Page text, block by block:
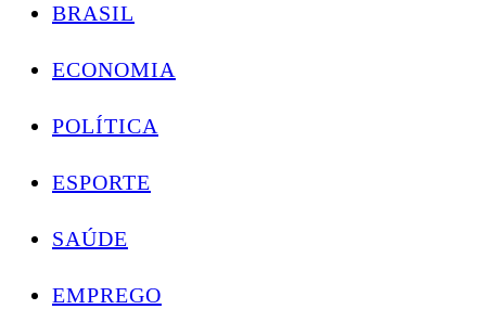
BRASIL
ECONOMIA
POLÍTICA
ESPORTE
SAÚDE
EMPREGO